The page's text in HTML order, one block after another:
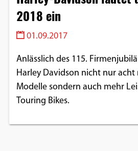
2018 ein
01.09.2017
Anlässlich des 115.
Harley Davidson nicht nur acht
Modelle sondern auch mehr
Touring Bikes.